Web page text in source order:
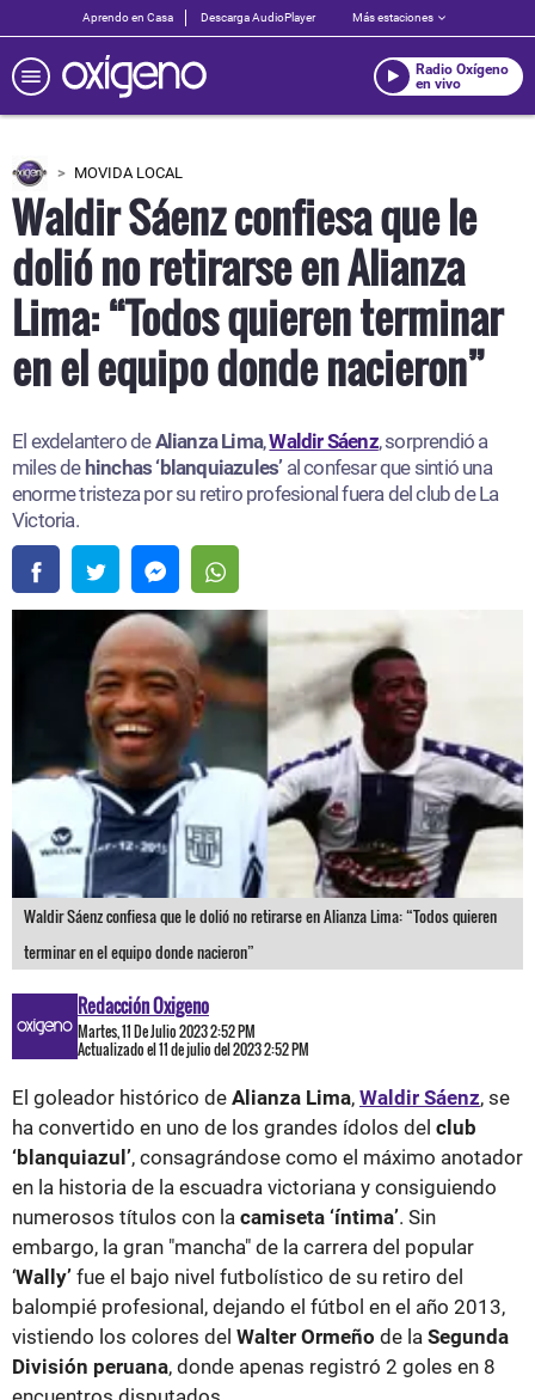
Aprendo en Casa Descarga AudioPlayer Más estaciones
Radio Oxígeno
en vivo
MOVIDA LOCAL
Waldir Sáenz confiesa que le
dolió no retirarse en Alianza
Lima: “Todos quieren terminar
en el equipo donde nacieron”
El exdelantero deAlianza Lima,Waldir Sáenz, sorprendió a
miles de hinchas ‘blanquiazules’ al confesar que sintió una
enorme tristeza por su retiro profesional fuera del club de La
Victoria.
Waldir Sáenz confiesa que le dolió no retirarse en Alianza Lima: “Todos quieren
terminar en el equipo donde nacieron”
Redacción Oxigeno
Martes, 11 De Julio 2023 2:52 PM
Actualizado el 11 de julio del 2023 2:52 PM
El goleador histórico de Alianza Lima, Waldir Sáenz, se
ha convertido en uno de los grandes ídolos del club
‘blanquiazul’, consagrándose como el máximo anotador
en la historia de la escuadra victoriana y consiguiendo
numerosos títulos con la camiseta ‘íntima’. Sin
embargo, la gran "mancha" de la carrera del popular
‘Wally’ fue el bajo nivel futbolístico de su retiro del
balompié profesional, dejando el fútbol en el año 2013,
vistiendo los colores del Walter Ormeño de la Segunda
División peruana, donde apenas registró 2 goles en 8